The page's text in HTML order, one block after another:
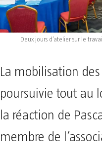
Deux jours d’atelier sur le
La mobilisation des
poursuivie tout au
la réaction de
membre de